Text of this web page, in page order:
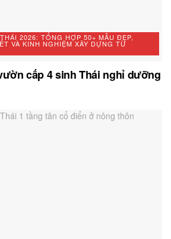
2026: TỔNG HỢP 50+ MẪU ĐẸP,
VÀ KINH NGHIỆM XÂY DỰNG TỪ
cấp 4 sinh Thái nghỉ dưỡng